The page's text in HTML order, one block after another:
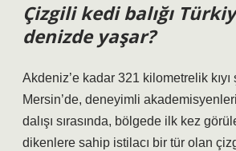
Çizgili kedi balığı
denizde yaşar?
Akdeniz’e kadar 321 kilometrelik
Mersin’de, deneyimli
dalışı sırasında, bölgede ilk kez
dikenlere sahip istilacı bir tür olan